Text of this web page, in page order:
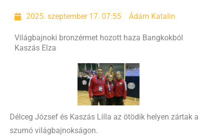
2025. szeptember 17. 07:55 Ádám Katalin
Világbajnoki bronzérmet hozott haza Bangkokból
Kaszás Elza
Délceg József és Kaszás Lilla az ötödik helyen zártak a
szumó világbajnokságon.